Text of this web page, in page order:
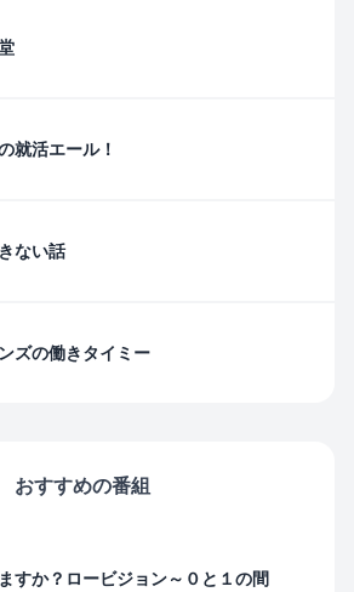
就活エール！
ない話
ズの働きタイミー
おすすめの番組
すか？ロービジョン～０と１の間